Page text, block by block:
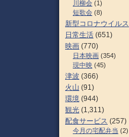
川柳会 (1)
短歌会 (8)
新型コロナウイルス
日常生活 (651)
映画 (770)
日本映画 (354)
現中映 (45)
津波 (366)
火山 (91)
環境 (944)
観光 (1,311)
配食サービス (257)
今月の宅配弁当 (2)